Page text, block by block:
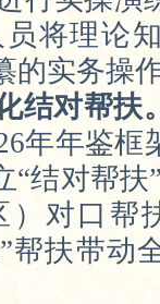
将理论
的实务操
结对帮扶
年年鉴框
“结对帮扶
对口帮
帮扶带动